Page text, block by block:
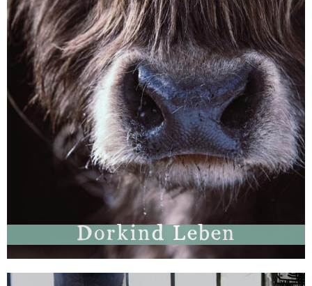
Dorkind Leben